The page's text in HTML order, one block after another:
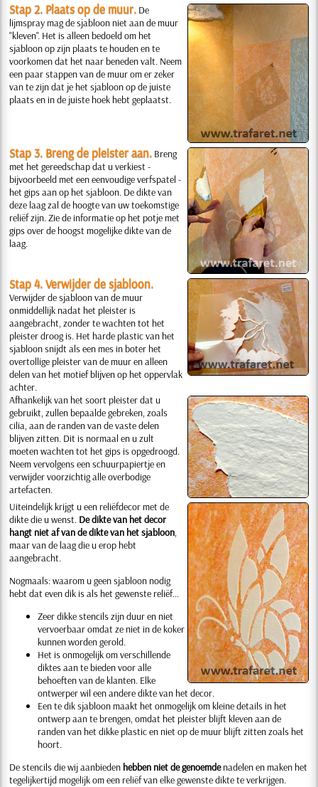
Stap 2. Plaats op de muur. De
lijmspray mag de sjabloon niet aan de muur
"kleven". Het is alleen bedoeld om het
sjabloon op zijn plaats te houden en te
voorkomen dat het naar beneden valt. Neem
een paar stappen van de muur om er zeker
van te zijn dat je het sjabloon op de juiste
plaats en in de juiste hoek hebt geplaatst.
Stap 3. Breng de pleister aan. Breng
met het gereedschap dat u verkiest -
bijvoorbeeld met een eenvoudige verfspatel -
het gips aan op het sjabloon. De dikte van
deze laag zal de hoogte van uw toekomstige
reliëf zijn. Zie de informatie op het potje met
gips over de hoogst mogelijke dikte van de
laag.
Stap 4. Verwijder de sjabloon.
Verwijder de sjabloon van de muur
onmiddellijk nadat het pleister is
aangebracht, zonder te wachten tot het
pleister droog is. Het harde plastic van het
sjabloon snijdt als een mes in boter het
overtollige pleister van de muur en alleen
delen van het motief blijven op het oppervlak
achter.
Afhankelijk van het soort pleister dat u
gebruikt, zullen bepaalde gebreken, zoals
cilia, aan de randen van de vaste delen
blijven zitten. Dit is normaal en u zult
moeten wachten tot het gips is opgedroogd.
Neem vervolgens een schuurpapiertje en
verwijder voorzichtig alle overbodige
artefacten.
Uiteindelijk krijgt u een reliëfdecor met de
dikte die u wenst. De dikte van het decor
hangt niet af van de dikte van het sjabloon,
maar van de laag die u erop hebt
aangebracht.
Nogmaals: waarom u geen sjabloon nodig
hebt dat even dik is als het gewenste reliëf...
Zeer dikke stencils zijn duur en niet
vervoerbaar omdat ze niet in de koker
kunnen worden gerold.
Het is onmogelijk om verschillende
diktes aan te bieden voor alle
behoeften van de klanten. Elke
ontwerper wil een andere dikte van het decor.
Een te dik sjabloon maakt het onmogelijk om kleine details in het
ontwerp aan te brengen, omdat het pleister blijft kleven aan de
randen van het dikke plastic en niet op de muur blijft zitten zoals het
hoort.
De stencils die wij aanbieden hebben niet de genoemdenadelen en maken het
tegelijkertijd mogelijk om een reliëf van elke gewenste dikte te verkrijgen.